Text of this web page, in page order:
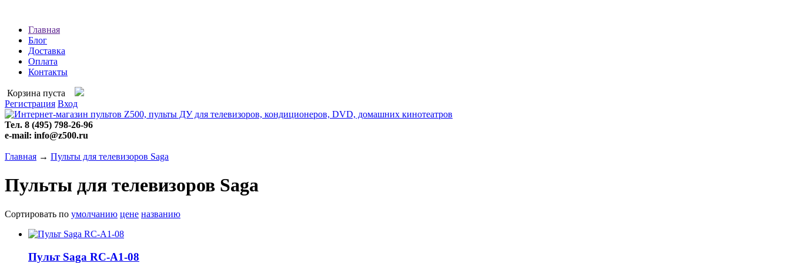
Главная
Блог
Доставка
Оплата
Контакты
Корзина пуста
Регистрация Вход
Тел. 8 (495) 798-26-96
e-mail: info@z500.ru
Главная → Пульты для телевизоров Saga
Пульты для телевизоров Saga
Сортировать по умолчанию цене названию
Пульт Saga RC-A1-08